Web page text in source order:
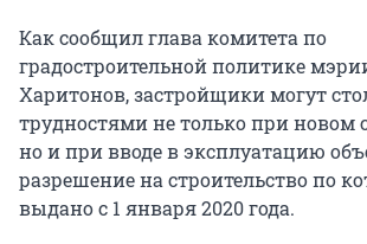
Как сообщил глава комитета по
градостроительной политике
Харитонов, застройщики могут
трудностями не только при новом
но и при вводе в эксплуатацию
разрешение на строительство по
выдано с 1 января 2020 года.